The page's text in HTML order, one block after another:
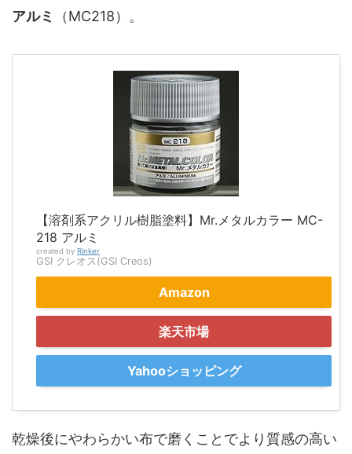
アルミ
（MC218）。
【溶剤系アクリル樹脂塗料】Mr.メタルカラー MC-
218 アルミ
created by Rinker
GSI クレオス(GSI Creos)
Amazon
楽天市場
Yahooショッピング
乾燥後にやわらかい布で磨くことでより質感の高い